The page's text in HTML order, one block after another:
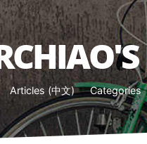
Articles (中文) Categories